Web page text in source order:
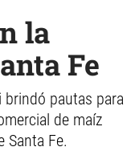
la
Fe
brindó pautas para
de maíz
Santa Fe.